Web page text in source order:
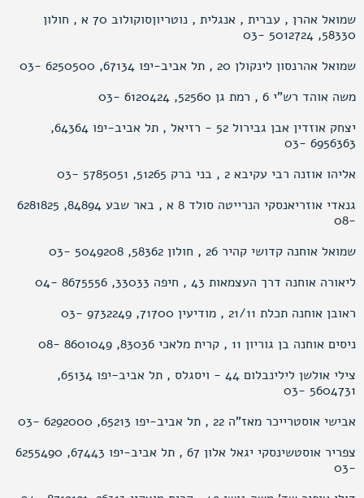
שמואל אהרן , עברית , אנגלית , נוטריוןסוקולוב 70 א , חולון
58330, 5012724 -03
שמואל אהרנסון לינקולן 20 , תל אביב-יפו 67134, 6250500 -03
משה אוהד רש"י 6 , רמת גן 52560, 6120424 -03
יצחק אוזדין אבן גבירול 52 - רזיאל , תל אביב-יפו 64364,
6956363 -03
אליהו אוזנה רבי עקיבא 2 , בני ברק 51265, 5785051 -03
גנאדי אוזריאנסקי הנרייטה סולד 8 א , באר שבע 84894, 6281825
-08
שמואל אוחנה קדושי קהיר 26 , חולון 58362, 5049208 -03
ליאורה אוחנה דרך העצמאות 43 , חיפה 33033, 8675556 -04
ראובן אוחנה תכלת 21/11 , מודיעין 71700, 9732249 -03
ניסים אוחנה בן גוריון 11 , קרית מלאכי 83036, 8601049 -08
צילי אולשן לילינבלום 44 - ויסגלס , תל אביב-יפו 65134,
5604731 -03
אבישי אוסטרייכר מאז"ה 22 , תל אביב-יפו 65213, 6292000 -03
צפריר אוסטשינסקי יגאל אלון 67 , תל אביב-יפו 67443, 6255490
-03